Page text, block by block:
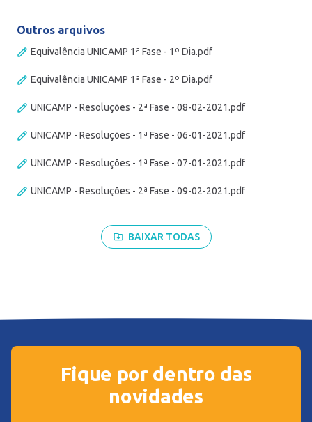
Outros arquivos
Equivalência UNICAMP 1ª Fase - 1º Dia.pdf
Equivalência UNICAMP 1ª Fase - 2º Dia.pdf
UNICAMP - Resoluções - 2ª Fase - 08-02-2021.pdf
UNICAMP - Resoluções - 1ª Fase - 06-01-2021.pdf
UNICAMP - Resoluções - 1ª Fase - 07-01-2021.pdf
UNICAMP - Resoluções - 2ª Fase - 09-02-2021.pdf
BAIXAR TODAS
Fique por dentro das
novidades